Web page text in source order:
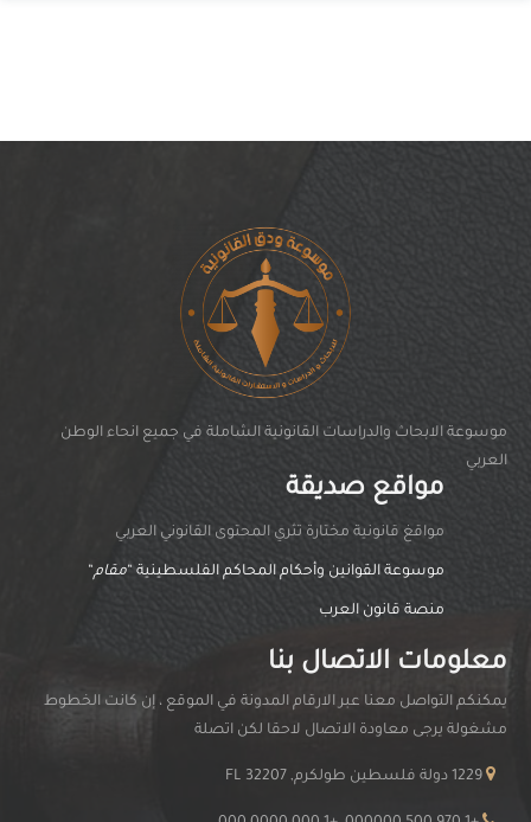
موسوعة الابحاث والدراسات القانونية الشاملة في جميع انحاء الوطن
العربي
مواقع صديقة
مواقغ قانونية مختارة تثري المحتوى القانوني العربي
موسوعة القوانين وأحكام المحاكم الفلسطينية “مقام“
منصة قانون العرب
معلومات الاتصال بنا
يمكنكم التواصل معنا عبر الارقام المدونة في الموقع ، إن كانت الخطوط
مشغولة يرجى معاودة الاتصال لاحقا لكن اتصلة